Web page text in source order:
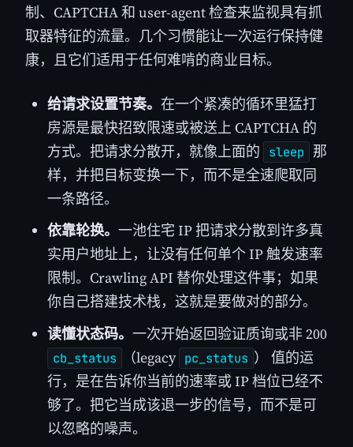
制、CAPTCHA 和 user-agent 检查来监视具有抓
取器特征的流量。几个习惯能让一次运行保持健
康，且它们适用于任何难啃的商业目标。
给请求设置节奏。 在一个紧凑的循环里猛打
房源是最快招致限速或被送上 CAPTCHA 的
方式。把请求分散开，就像上面的
sleep
那
样，并把目标变换一下，而不是全速爬取同
一条路径。
依靠轮换。 一池住宅 IP 把请求分散到许多真
实用户地址上，让没有任何单个 IP 触发速率
限制。Crawling API 替你处理这件事；如果
你自己搭建技术栈，这就是要做对的部分。
读懂状态码。 一次开始返回验证质询或非 200
cb_status （legacy pc_status ） 值的运
行，是在告诉你当前的速率或 IP 档位已经不
够了。把它当成该退一步的信号，而不是可
以忽略的噪声。